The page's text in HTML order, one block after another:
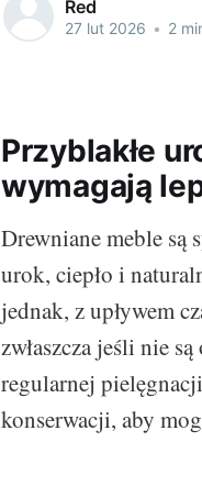
Red
27 lut 2026 • 2
Przyblakłe
wymagają
Drewniane meble są
urok, ciepło i
jednak, z upływem
zwłaszcza jeśli nie
regularnej
konserwacji, aby